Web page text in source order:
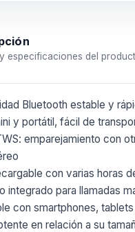
especificaciones del
Bluetooth estable y
y portátil, fácil de
emparejamiento con
con varias horas
integrado para llamadas
con smartphones,
en relación a su